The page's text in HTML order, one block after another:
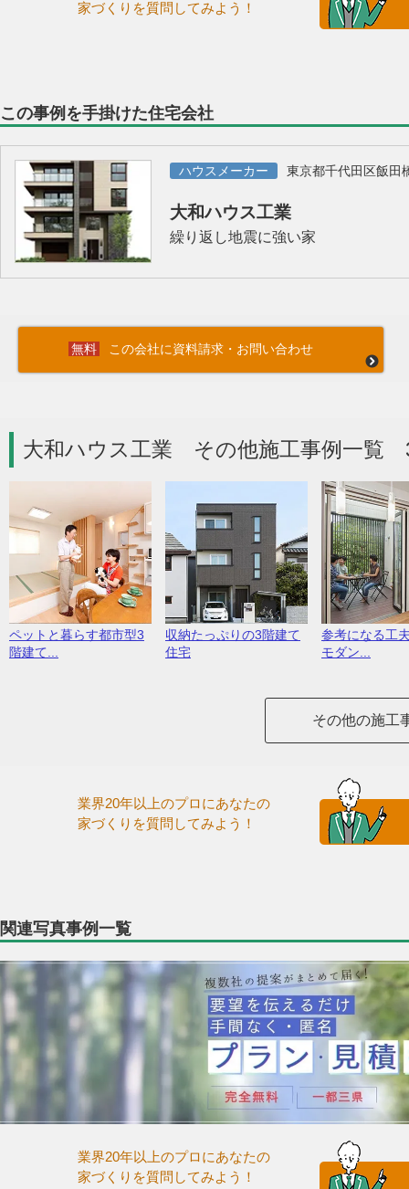
家づくりを質問してみよう！
この事例を手掛けた住宅会社
ハウスメーカー 東京都千代田区飯田
大和ハウス工業
繰り返し地震に強い家
この会社に資料請求・お問い合わせ
大和ハウス工業 その他施工事例一覧
ペットと暮らす都市型3
階建て...
収納たっぷりの3階建て
住宅
参考になる工
モダン...
その他の施工
業界20年以上のプロにあなたの
家づくりを質問してみよう！
関連写真事例一覧
業界20年以上のプロにあなたの
家づくりを質問してみよう！